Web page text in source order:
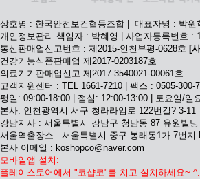
상호명 : 한국안전보건협동조합 | 대표자명 : 박원
개인정보관리 책임자 : 박혜영 | 사업자등록번호 :
통신판매업신고번호 : 제2015-인천부평-0628호 [
건강기능식품판매업 제2017-0203187호
의료기기판매업신고 제2017-3540021-00061호
고객지원센터 : TEL 1661-7210 | 팩스 : 0505-300-
평일: 09:00-18:00 | 점심: 12:00-13:00 | 토요일/일
본사: 인천광역시 서구 청라라임로 122번길? 3-11
강남지사 : 서울특별시 강남구 청담동 87 유원빌딩
서울역출장소 : 서울특별시 중구 봉래동1가 7번지
본사 이메일 : koshopco@naver.com
모바일앱 설치:
플레이스토어에서 "코샵코"를 치고 설치하세요~